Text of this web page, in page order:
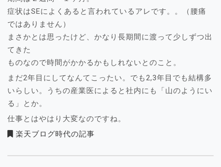
症状はSEによくあると言われているアレです。。（腰痛
ではありません）
まさかとは思ったけど、かなり長期間に渡って少しずつ出
てきた
ものなので時間がかかるかもしれないとのこと。
まだ2年目にしてなんてこったい。でも2,3年目でも結構多
いらしい。うちの産業医によると社内にも「山のようにい
る」とか。
仕事とはやはり大変なのですね。
楽天ブログ時代の記事